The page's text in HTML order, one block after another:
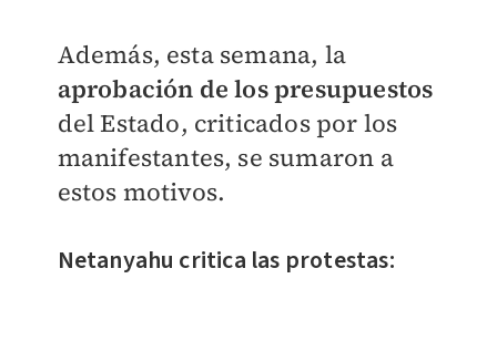
Además, esta semana, la
aprobación de los presupuestos
del Estado, criticados por los
manifestantes, se sumaron a
estos motivos.
Netanyahu critica las protestas: